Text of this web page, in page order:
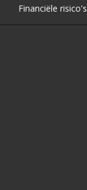
Financiële risico's